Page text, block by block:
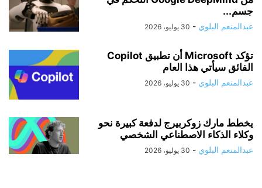
جسم...
عبدالمنعم البلوي - 30 يوليو، 2026
تؤكد Microsoft أن تطبيق Copilot
الفائق سيأتي هذا العام
عبدالمنعم البلوي - 30 يوليو، 2026
يخطط مارك زوكربيرج لدفعة كبيرة نحو
وكلاء الذكاء الاصطناعي الشخصي
عبدالمنعم البلوي - 30 يوليو، 2026